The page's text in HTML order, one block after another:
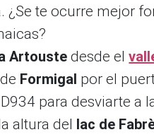
¿Se te ocurre mejor
Artouste desde el
Formigal por el
para desviarte a
altura del lac de